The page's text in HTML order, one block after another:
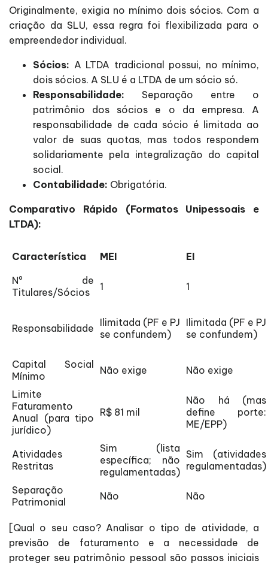
Originalmente, exigia no mínimo dois sócios. Com a
criação da SLU, essa regra foi flexibilizada para o
empreendedor individual.
Sócios: A LTDA tradicional possui, no mínimo,
dois sócios. A SLU é a LTDA de um sócio só.
Responsabilidade: Separação entre o
patrimônio dos sócios e o da empresa. A
responsabilidade de cada sócio é limitada ao
valor de suas quotas, mas todos respondem
solidariamente pela integralização do capital
social.
Contabilidade: Obrigatória.
Comparativo Rápido (Formatos Unipessoais e
LTDA):
Característica MEI
EI
Nº de
Titulares/Sócios
1 1
Responsabilidade Ilimitada (PF e PJ
se confundem)
Ilimitada (PF e PJ
se confundem)
Capital Social
Mínimo
Não exige
Não exige
Limite
Faturamento
Anual (para tipo
jurídico)
R$ 81 mil
Não há (mas
define porte:
ME/EPP)
Atividades
Restritas
Sim (lista
específica; não
regulamentadas)
Sim (atividades
regulamentadas)
Separação
Patrimonial
Não Não
[Qual o seu caso? Analisar o tipo de atividade, a
previsão de faturamento e a necessidade de
proteger seu patrimônio pessoal são passos iniciais